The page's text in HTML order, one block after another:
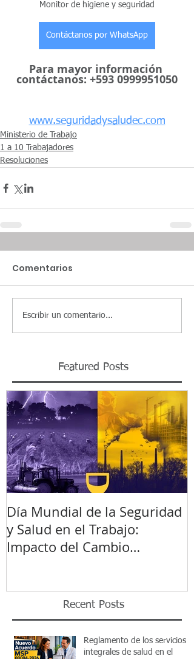
Monitor de higiene y seguridad
Contáctanos por WhatsApp
Para mayor información
contáctanos: +593 0999951050
www.seguridadysaludec.com
Ministerio de Trabajo
1 a 10 Trabajadores
Resoluciones
Comentarios
Escribir un comentario...
Featured Posts
Día Mundial de la Seguridad
y Salud en el Trabajo:
Impacto del Cambio
Recent Posts
Reglamento de los servicios
integrales de salud en el